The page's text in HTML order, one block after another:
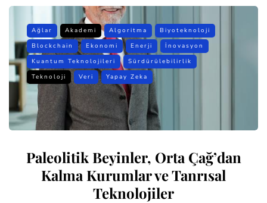
Ağlar Akademi Algoritma
Biyoteknoloji
Blockchain
Ekonomi Enerji
İnovasyon
Kuantum Teknolojileri
Sürdürülebilirlik
Teknoloji
Veri Yapay Zeka
Paleolitik Beyinler, Orta Çağ’dan
Kalma Kurumlar ve Tanrısal
Teknolojiler